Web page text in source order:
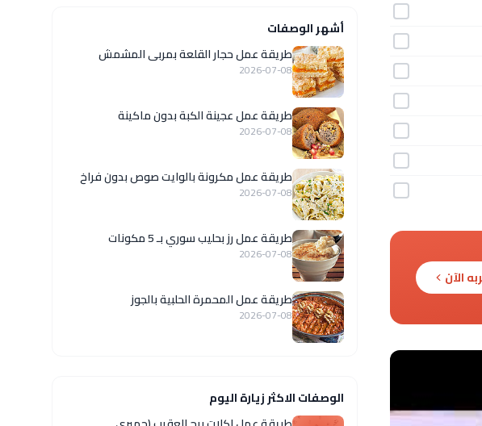
الآن
أشهر الوصفات
طريقة عمل حجار القلعة بمربى المشمش
2026-07-08
طريقة عمل عجينة الكبة بدون ماكينة
2026-07-08
طريقة عمل مكرونة بالوايت صوص بدون فراخ
2026-07-08
طريقة عمل رز بحليب سوري بـ 5 مكونات
2026-07-08
طريقة عمل المحمرة الحلبية بالجوز
2026-07-08
الوصفات الاكثر زيارة اليوم